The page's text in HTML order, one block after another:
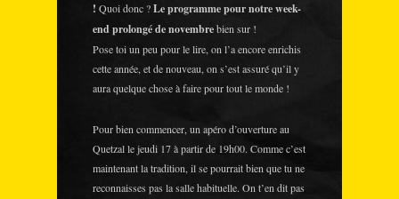
! Quoi donc ?Le programme pour notre week-
end prolongé de novembrebien sur !
Pose toi un peu pour le lire, on l’a encore enrichis
cette année, et de nouveau, on s’est assuré qu’il y
aura quelque chose à faire pour tout le monde !
Pour bien commencer, un apéro d’ouverture au
Quetzal le jeudi 17 à partir de 19h00. Comme c’est
maintenant la tradition, il se pourrait bien que tu ne
reconnaisses pas la salle habituelle. On t’en dit pas